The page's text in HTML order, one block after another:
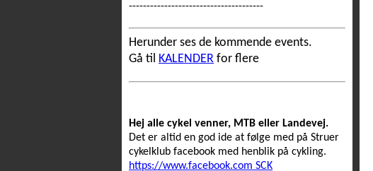
--------------------------------------
Herunder ses de kommende events.
Gå til KALENDER for flere
Hej alle cykel venner, MTB eller Landevej.
Det er altid en god ide at følge med på Struer
cykelklub facebook med henblik på cykling.
https://www.facebook.com SCK